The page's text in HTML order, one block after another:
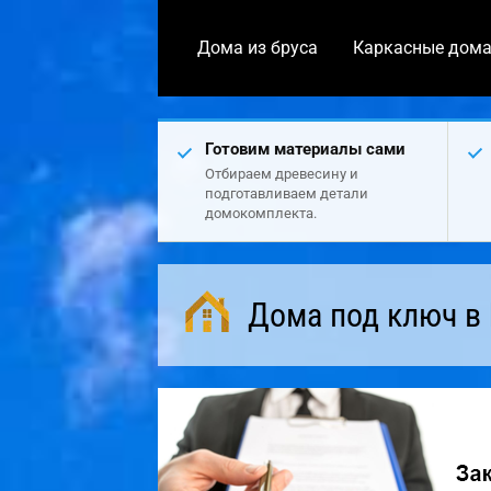
Дома из бруса Каркасные дома
Готовим материалы сами
Отбираем древесину и
подготавливаем детали
домокомплекта.
Дома под ключ в